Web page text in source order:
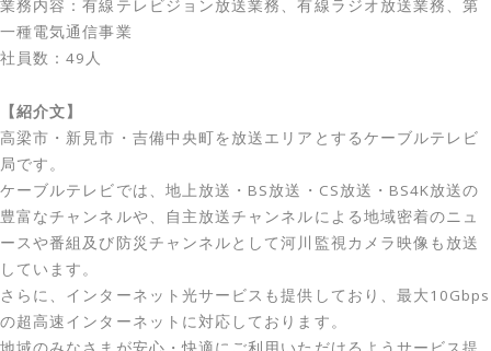
業務内容：有線テレビジョン放送業務、有線ラジオ放送業務、第
一種電気通信事業
社員数：49人
【紹介文】
高梁市・新見市・吉備中央町を放送エリアとするケーブルテレビ
局です。
ケーブルテレビでは、地上放送・BS放送・CS放送・BS4K放送の
豊富なチャンネルや、自主放送チャンネルによる地域密着のニュ
ースや番組及び防災チャンネルとして河川監視カメラ映像も放送
しています。
さらに、インターネット光サービスも提供しており、最大10Gbps
の超高速インターネットに対応しております。